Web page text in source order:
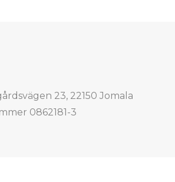
23, 22150 Jomala
0862181-3